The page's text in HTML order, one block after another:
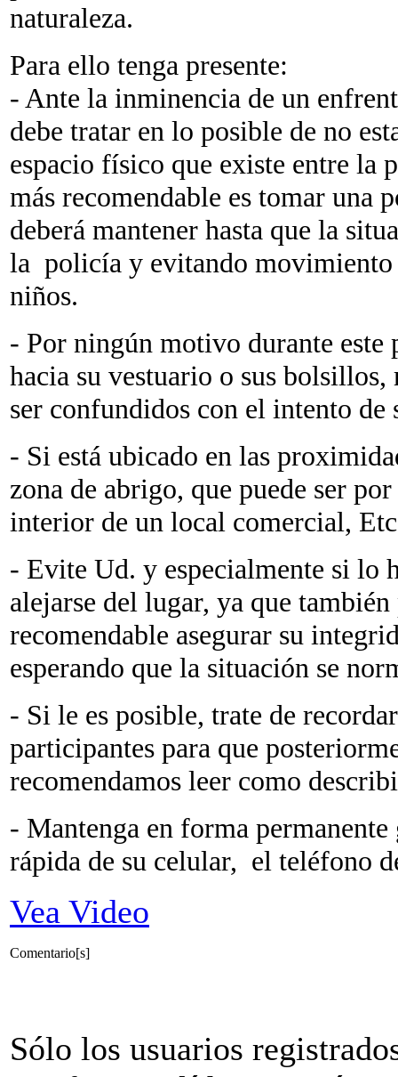
naturaleza.
Para ello tenga presente:
- Ante la inminencia de un
debe tratar en lo posible de no
espacio físico que existe entre la
más recomendable es tomar una
deberá mantener hasta que la
la policía y evitando movimiento
niños.
- Por ningún motivo durante este
hacia su vestuario o sus
ser confundidos con el intento de
- Si está ubicado en las
zona de abrigo, que puede ser
interior de un local comercial,
- Evite Ud. y especialmente si lo
alejarse del lugar, ya que
recomendable asegurar su
esperando que la situación se
- Si le es posible, trate de
participantes para que
recomendamos leer como
- Mantenga en forma
rápida de su celular, el teléfono
Vea Video
Comentario[s]
Sólo los usuarios